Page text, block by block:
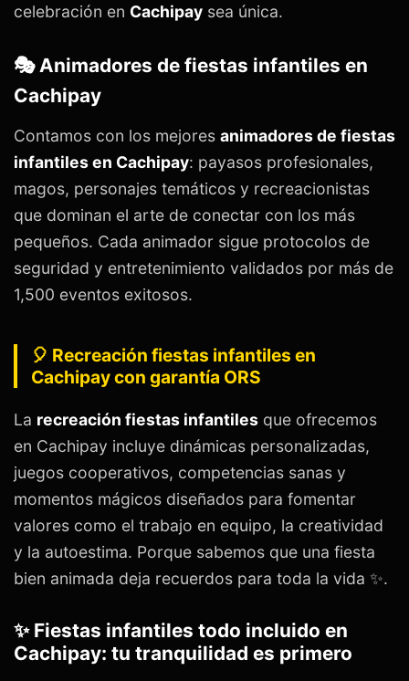
celebración en Cachipay sea única.
🎭 Animadores de fiestas infantiles en
Cachipay
Contamos con los mejores animadores de fiestas
infantiles en Cachipay: payasos profesionales,
magos, personajes temáticos y recreacionistas
que dominan el arte de conectar con los más
pequeños. Cada animador sigue protocolos de
seguridad y entretenimiento validados por más de
1,500 eventos exitosos.
🎈 Recreación fiestas infantiles en
Cachipay con garantía ORS
La recreación fiestas infantiles que ofrecemos
en Cachipay incluye dinámicas personalizadas,
juegos cooperativos, competencias sanas y
momentos mágicos diseñados para fomentar
valores como el trabajo en equipo, la creatividad
y la autoestima. Porque sabemos que una fiesta
bien animada deja recuerdos para toda la vida ✨.
✨ Fiestas infantiles todo incluido en
Cachipay: tu tranquilidad es primero